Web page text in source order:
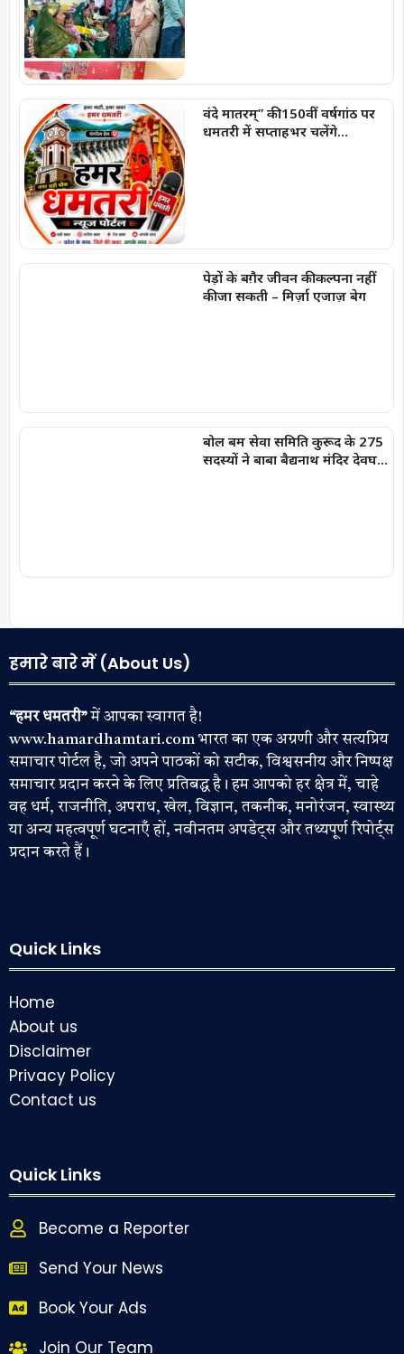
वंदे मातरम्” की 150वीं वर्षगांठ पर
धमतरी में सप्ताहभर चलेंगे
पेड़ों के बग़ैर जीवन की कल्पना नहीं
की जा सकती – मिर्ज़ा एजाज़ बेग
बोल बम सेवा समिति कुरूद के 275
सदस्यों ने बाबा बैद्यनाथ मंदिर देवघर
हमारे बारे में (About Us)
“हमर धमतरी”में आपका स्वागत है!
www.hamardhamtari.com भारत का एक अग्रणी और सत्यप्रिय
समाचार पोर्टल है, जो अपने पाठकों को सटीक, विश्वसनीय और निष्पक्ष
समाचार प्रदान करने के लिए प्रतिबद्ध है। हम आपको हर क्षेत्र में, चाहे
वह धर्म, राजनीति, अपराध, खेल, विज्ञान, तकनीक, मनोरंजन, स्वास्थ्य
या अन्य महत्वपूर्ण घटनाएँ हों, नवीनतम अपडेट्स और तथ्यपूर्ण रिपोर्ट्स
प्रदान करते हैं।
Quick Links
Home
About us
Disclaimer
Privacy Policy
Contact us
Quick Links
Become a Reporter
Send Your News
Book Your Ads
Join Our Team